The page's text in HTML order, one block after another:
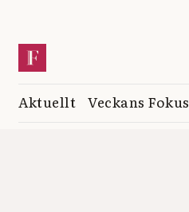
Aktuellt Veckans Fokus